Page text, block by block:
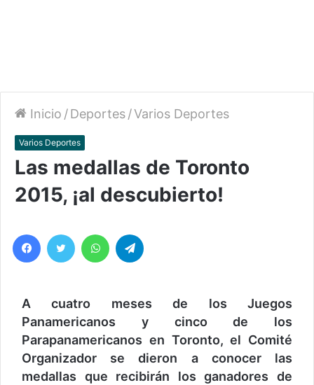
Inicio /Deportes/Varios Deportes
Varios Deportes
Las medallas de Toronto
2015, ¡al descubierto!
A cuatro meses de los Juegos
Panamericanos y cinco de los
Parapanamericanos en Toronto, el Comité
Organizador se dieron a conocer las
medallas que recibirán los ganadores de